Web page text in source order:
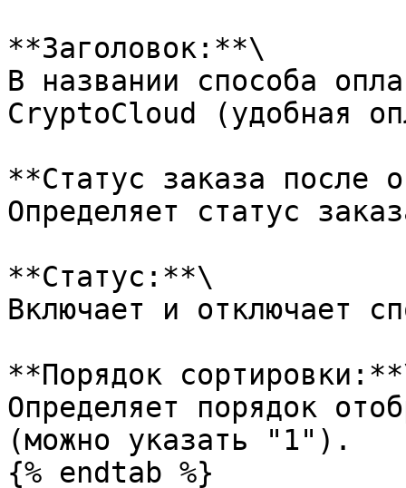
**Заголовок:**\
В названии способа
CryptoCloud (удобная
**Статус заказа после
Определяет статус
**Статус:**\
Включает и отключает
**Порядок
Определяет порядок
(можно указать "1").
{% endtab %}